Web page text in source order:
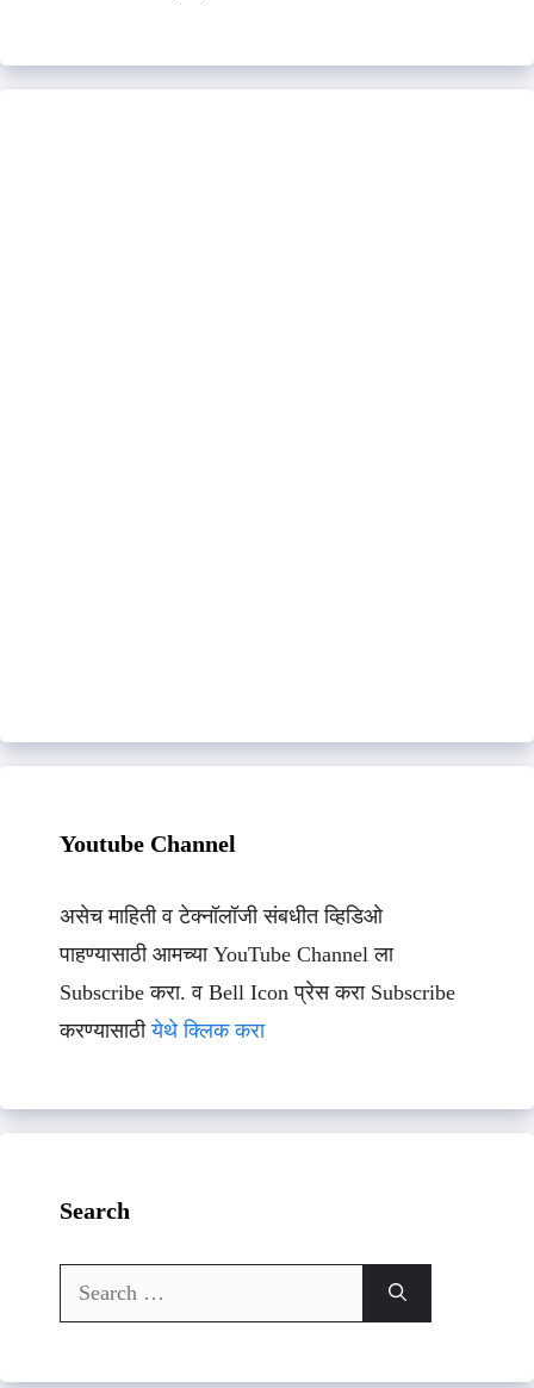
Youtube Channel
असेच माहिती व टेक्नॉलॉजी संबधीत व्हिडिओ
पाहण्यासाठी आमच्या YouTube Channel ला
Subscribe करा. व Bell Icon प्रेस करा Subscribe
करण्यासाठीयेथे क्लिक करा
Search
Search
for: